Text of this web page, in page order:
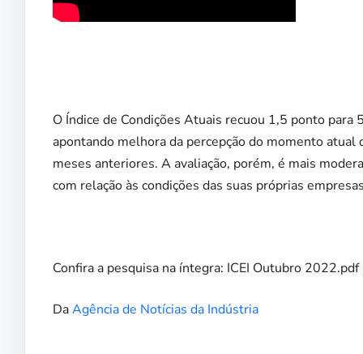
O Índice de Condições Atuais recuou 1,5 ponto
apontando melhora da percepção do momento
meses anteriores. A avaliação, porém, é mais
com relação às condições das suas próprias
Confira a pesquisa na íntegra: ICEI Outubro 2022.pdf
DaAgência de Notícias da Indústria